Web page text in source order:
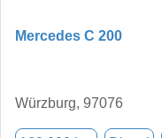
Mercedes C 200
Würzburg, 97076